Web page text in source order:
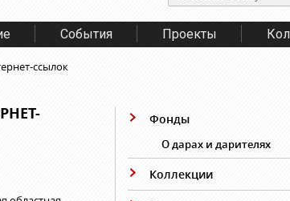
События Проекты
ссылок
Фонды
О дарах и дарителях
Коллекции